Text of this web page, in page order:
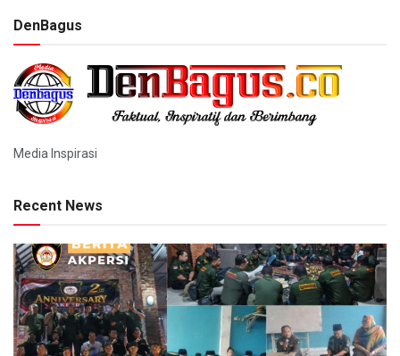
DenBagus
Media Inspirasi
Recent News